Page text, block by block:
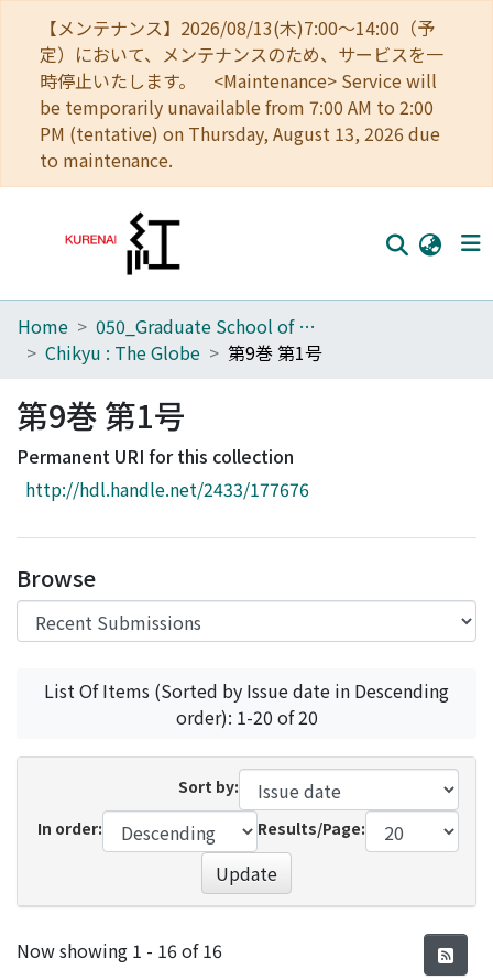
【メンテナンス】2026/08/13(木)7:00～14:00（予
定）において、メンテナンスのため、サービスを一
時停止いたします。 <Maintenance> Service will
be temporarily unavailable from 7:00 AM to 2:00
PM (tentative) on Thursday, August 13, 2026 due
to maintenance.
Home
Browse
Download Ranking
Access Statistics
Home
050_Graduate School of Science
Chikyu : The Globe
第9巻 第1号
第9巻 第1号
Permanent URI for this collection
http://hdl.handle.net/2433/177676
Browse
List Of Items (Sorted by Issue date in Descending
order): 1-20 of 20
Sort by:
In order:
Results/Page:
Update
Recent Submissions
Now showing 1 - 16 of 16